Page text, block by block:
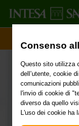
Consenso
Questo sito utilizza
dell’utente, cookie
comunicazioni
l'invio di cookie di
diverso da quello
L'uso dei cookie ha